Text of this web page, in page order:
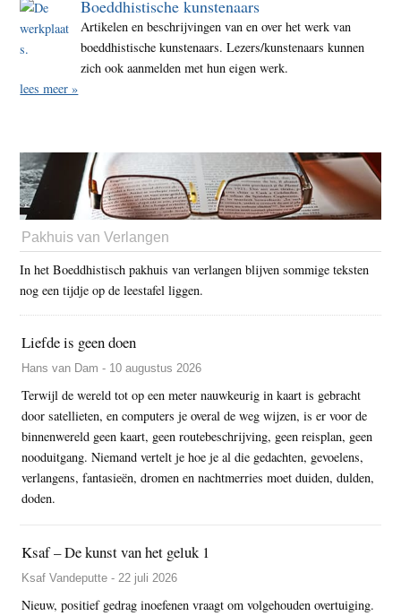
Boeddhistische kunstenaars
Artikelen en beschrijvingen van en over het werk van
boeddhistische kunstenaars. Lezers/kunstenaars kunnen
zich ook aanmelden met hun eigen werk.
lees meer »
Pakhuis van Verlangen
In het Boeddhistisch pakhuis van verlangen blijven sommige teksten
nog een tijdje op de leestafel liggen.
Liefde is geen doen
Hans van Dam - 10 augustus 2026
Terwijl de wereld tot op een meter nauwkeurig in kaart is gebracht
door satellieten, en computers je overal de weg wijzen, is er voor de
binnenwereld geen kaart, geen routebeschrijving, geen reisplan, geen
nooduitgang. Niemand vertelt je hoe je al die gedachten, gevoelens,
verlangens, fantasieën, dromen en nachtmerries moet duiden, dulden,
doden.
Ksaf – De kunst van het geluk 1
Ksaf Vandeputte - 22 juli 2026
Nieuw, positief gedrag inoefenen vraagt om volgehouden overtuiging.